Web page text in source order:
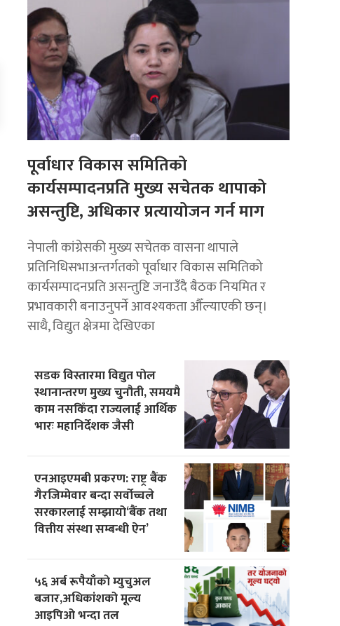
पूर्वाधार विकास समितिको
कार्यसम्पादनप्रति मुख्य सचेतक थापाको
असन्तुष्टि, अधिकार प्रत्यायोजन गर्न माग
नेपाली कांग्रेसकी मुख्य सचेतक वासना थापाले
प्रतिनिधिसभाअन्तर्गतको पूर्वाधार विकास समितिको
कार्यसम्पादनप्रति असन्तुष्टि जनाउँदै बैठक नियमित र
प्रभावकारी बनाउनुपर्ने आवश्यकता औँल्याएकी छन्।
साथै, विद्युत क्षेत्रमा देखिएका
सडक विस्तारमा विद्युत पोल
स्थानान्तरण मुख्य चुनौती, समयमै
काम नसकिँदा राज्यलाई आर्थिक
भारः महानिर्देशक जैसी
एनआइएमबी प्रकरण: राष्ट्र बैंक
गैरजिम्मेवार बन्दा सर्वोच्चले
सरकारलाई सम्झायो‘बैंक तथा
वित्तीय संस्था सम्बन्धी ऐन’
५६ अर्ब रूपैयाँकाे म्युचुअल
बजार,अधिकांशको मूल्य
आइपिओ भन्दा तल